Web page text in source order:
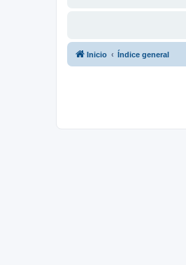
Inicio Índice general